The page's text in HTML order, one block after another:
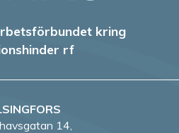
kring
rf
14,